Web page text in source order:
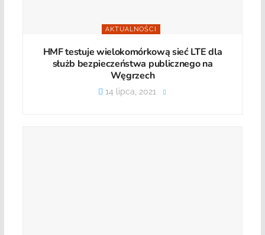
AKTUALNOŚCI
HMF testuje wielokomórkową sieć LTE dla
służb bezpieczeństwa publicznego na
Węgrzech
14 lipca, 2021